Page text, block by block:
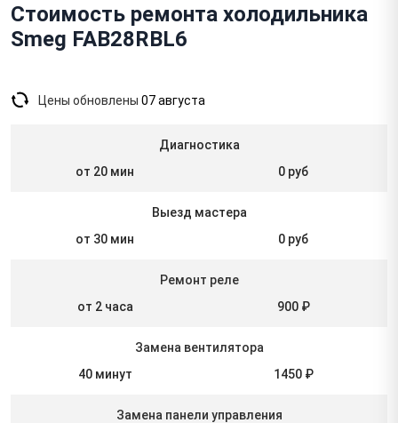
Стоимость ремонта холодильника
Smeg FAB28RBL6
Цены обновлены 07 августа
Диагностика
от 20 мин
0 руб
Выезд мастера
от 30 мин
0 руб
Ремонт реле
от 2 часа
900 ₽
Замена вентилятора
40 минут
1450 ₽
Замена панели управления